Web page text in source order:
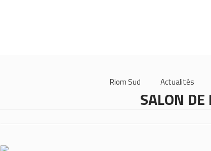
Riom Sud Actualités
SALON